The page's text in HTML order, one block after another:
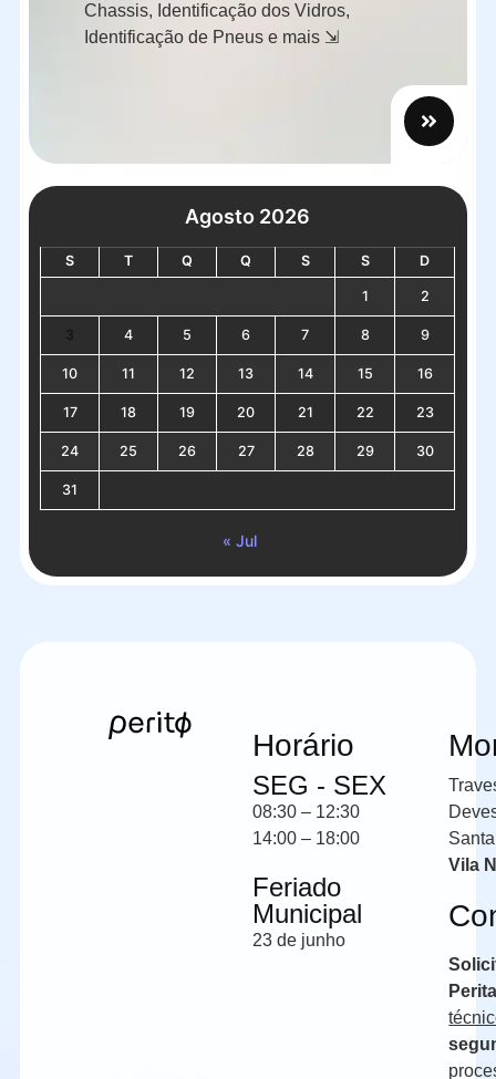
Chassis, Identificação dos Vidros,
Identificação de Pneus e mais ⇲
Agosto 2026
S T Q Q S S D
1 2
3 4 5 6 7 8 9
10 11 12 13 14 15 16
17 18 19 20 21 22 23
24 25 26 27 28 29 30
31
« Jul
Horário
SEG - SEX
08:30 – 12:30
14:00 – 18:00
Feriado
Municipal
23 de junho
Vila